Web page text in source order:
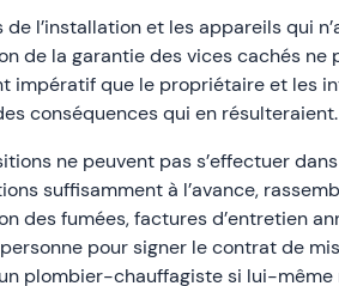
de l’installation et les appareils qui
de la garantie des vices cachés
impératif que le propriétaire et les
conséquences qui en résulteraient.
ne peuvent pas s’effectuer
suffisamment à l’avance,
des fumées, factures d’entretien
pour signer le contrat de
plombier-chauffagiste si lui-